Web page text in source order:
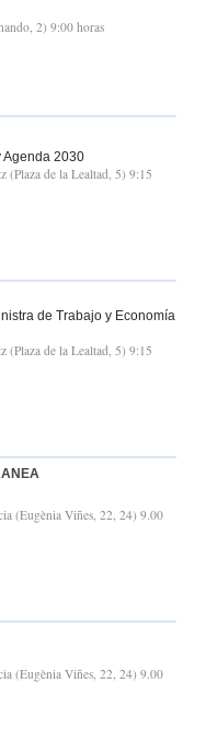
2) 9:00 horas
Agenda 2030
de la Lealtad, 5) 9:15
de Trabajo y Economía
de la Lealtad, 5) 9:15
(Eugènia Viñes, 22, 24) 9.00
(Eugènia Viñes, 22, 24) 9.00